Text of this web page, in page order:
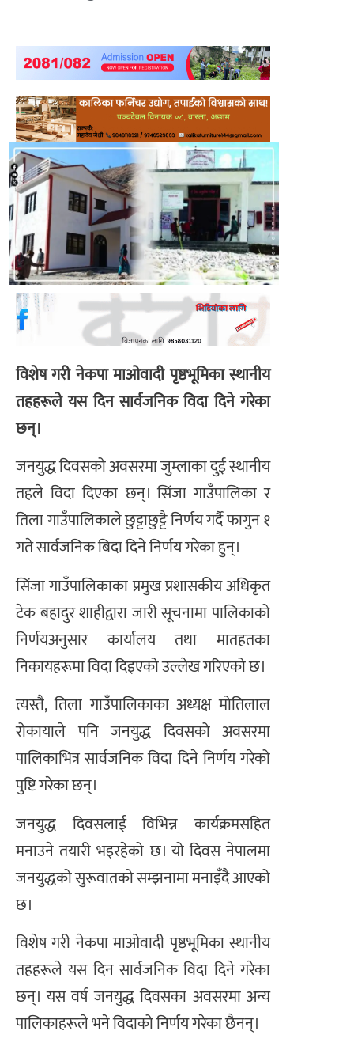
विशेष गरी नेकपा माओवादी पृष्ठभूमिका स्थानीय
तहहरूले यस दिन सार्वजनिक विदा दिने गरेका
छन्।
जनयुद्ध दिवसको अवसरमा जुम्लाका दुई स्थानीय
तहले विदा दिएका छन्। सिंजा गाउँपालिका र
तिला गाउँपालिकाले छुट्टाछुट्टै निर्णय गर्दै फागुन १
गते सार्वजनिक बिदा दिने निर्णय गरेका हुन्।
सिंजा गाउँपालिकाका प्रमुख प्रशासकीय अधिकृत
टेक बहादुर शाहीद्वारा जारी सूचनामा पालिकाको
निर्णयअनुसार कार्यालय तथा मातहतका
निकायहरूमा विदा दिइएको उल्लेख गरिएको छ।
त्यस्तै, तिला गाउँपालिकाका अध्यक्ष मोतिलाल
रोकायाले पनि जनयुद्ध दिवसको अवसरमा
पालिकाभित्र सार्वजनिक विदा दिने निर्णय गरेको
पुष्टि गरेका छन्।
जनयुद्ध दिवसलाई विभिन्न कार्यक्रमसहित
मनाउने तयारी भइरहेको छ। यो दिवस नेपालमा
जनयुद्धको सुरूवातको सम्झनामा मनाइँदै आएको
छ।
विशेष गरी नेकपा माओवादी पृष्ठभूमिका स्थानीय
तहहरूले यस दिन सार्वजनिक विदा दिने गरेका
छन्। यस वर्ष जनयुद्ध दिवसका अवसरमा अन्य
पालिकाहरूले भने विदाको निर्णय गरेका छैनन्।